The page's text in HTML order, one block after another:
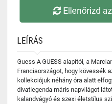
Ellenőrizd
LEÍRÁS
Guess A GUESS alapítói, a
Franciaországot, hogy kövessék
kollekciójuk néhány óra alatt
divatlegenda máris napvilágot
kalandvágyó és szexi életstílus